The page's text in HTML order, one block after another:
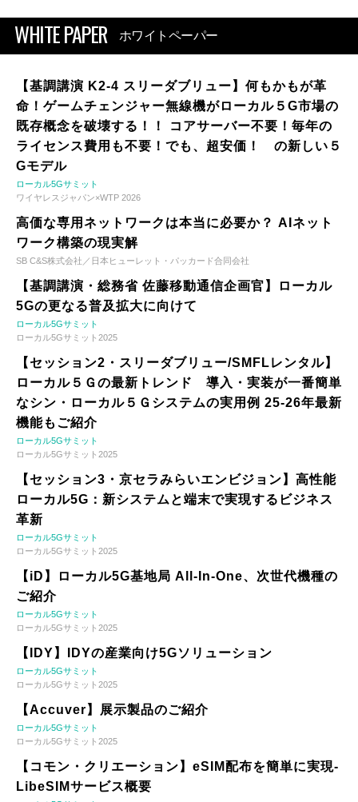
WHITE PAPER ホワイトペーパー
【基調講演 K2-4 スリーダブリュー】何もかもが革
命！ゲームチェンジャー無線機がローカル５G市場の
既存概念を破壊する！！ コアサーバー不要！毎年の
ライセンス費用も不要！でも、超安価！ の新しい５
Gモデル
ローカル5Gサミット
ワイヤレスジャパン×WTP 2026
高価な専用ネットワークは本当に必要か？ AIネット
ワーク構築の現実解
SB C&S株式会社／日本ヒューレット・パッカード合同会社
【基調講演・総務省 佐藤移動通信企画官】ローカル
5Gの更なる普及拡大に向けて
ローカル5Gサミット
ローカル5Gサミット2025
【セッション2・スリーダブリュー/SMFLレンタル】
ローカル５Ｇの最新トレンド 導入・実装が一番簡単
なシン・ローカル５Ｇシステムの実用例 25-26年最新
機能もご紹介
ローカル5Gサミット
ローカル5Gサミット2025
【セッション3・京セラみらいエンビジョン】高性能
ローカル5G：新システムと端末で実現するビジネス
革新
ローカル5Gサミット
ローカル5Gサミット2025
【iD】ローカル5G基地局 All-In-One、次世代機種の
ご紹介
ローカル5Gサミット
ローカル5Gサミット2025
【IDY】IDYの産業向け5Gソリューション
ローカル5Gサミット
ローカル5Gサミット2025
【Accuver】展示製品のご紹介
ローカル5Gサミット
ローカル5Gサミット2025
【コモン・クリエーション】eSIM配布を簡単に実現-
LibeSIMサービス概要